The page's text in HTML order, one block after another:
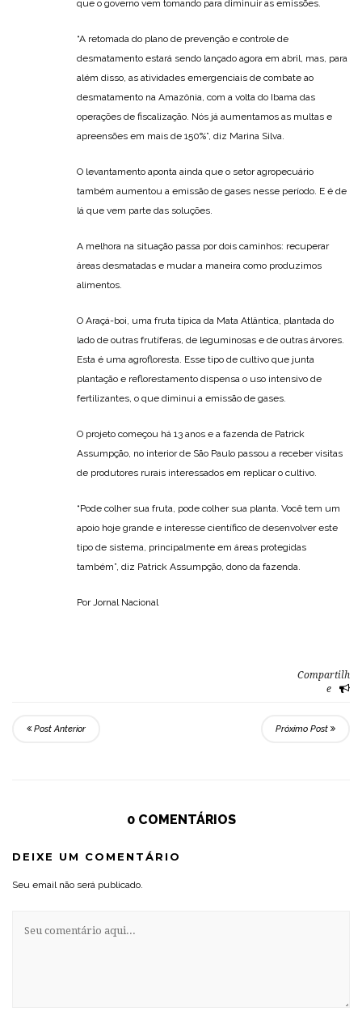
que o governo vem tomando para diminuir as emissões.
“A retomada do plano de prevenção e controle de
desmatamento estará sendo lançado agora em abril, mas, para
além disso, as atividades emergenciais de combate ao
desmatamento na Amazônia, com a volta do Ibama das
operações de fiscalização. Nós já aumentamos as multas e
apreensões em mais de 150%”, diz Marina Silva.
O levantamento aponta ainda que o setor agropecuário
também aumentou a emissão de gases nesse período. E é de
lá que vem parte das soluções.
A melhora na situação passa por dois caminhos: recuperar
áreas desmatadas e mudar a maneira como produzimos
alimentos.
O Araçá-boi, uma fruta típica da Mata Atlântica, plantada do
lado de outras frutíferas, de leguminosas e de outras árvores.
Esta é uma agrofloresta. Esse tipo de cultivo que junta
plantação e reflorestamento dispensa o uso intensivo de
fertilizantes, o que diminui a emissão de gases.
O projeto começou há 13 anos e a fazenda de Patrick
Assumpção, no interior de São Paulo passou a receber visitas
de produtores rurais interessados em replicar o cultivo.
“Pode colher sua fruta, pode colher sua planta. Você tem um
apoio hoje grande e interesse científico de desenvolver este
tipo de sistema, principalmente em áreas protegidas
também”, diz Patrick Assumpção, dono da fazenda.
Por Jornal Nacional
Compartilh
e
Post Anterior Próximo Post
0 COMENTÁRIOS
DEIXE UM COMENTÁRIO
Seu email não será publicado.